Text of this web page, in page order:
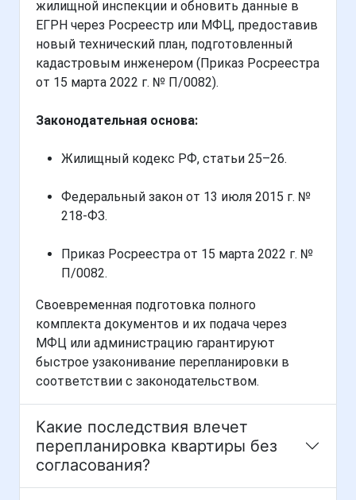
жилищной инспекции и обновить данные в
ЕГРН через Росреестр или МФЦ, предоставив
новый технический план, подготовленный
кадастровым инженером (Приказ Росреестра
от 15 марта 2022 г. № П/0082).
Законодательная основа:
Жилищный кодекс РФ, статьи 25–26.
Федеральный закон от 13 июля 2015 г. №
218-ФЗ.
Приказ Росреестра от 15 марта 2022 г. №
П/0082.
Своевременная подготовка полного
комплекта документов и их подача через
МФЦ или администрацию гарантируют
быстрое узаконивание перепланировки в
соответствии с законодательством.
Какие последствия влечет
перепланировка квартиры без
согласования?